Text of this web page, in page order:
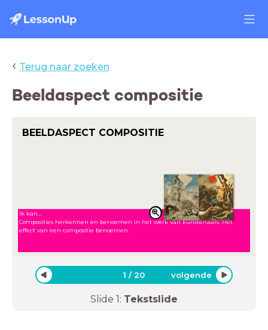
‹ Terug naar zoeken
Beeldaspect compositie
BEELDASPECT COMPOSITIE
Ik kan...
Composities herkennen en benoemen in het werk van kunstenaars. Het
effect van een compositie benoemen.
1 /20 volgende
Slide 1: Tekstslide